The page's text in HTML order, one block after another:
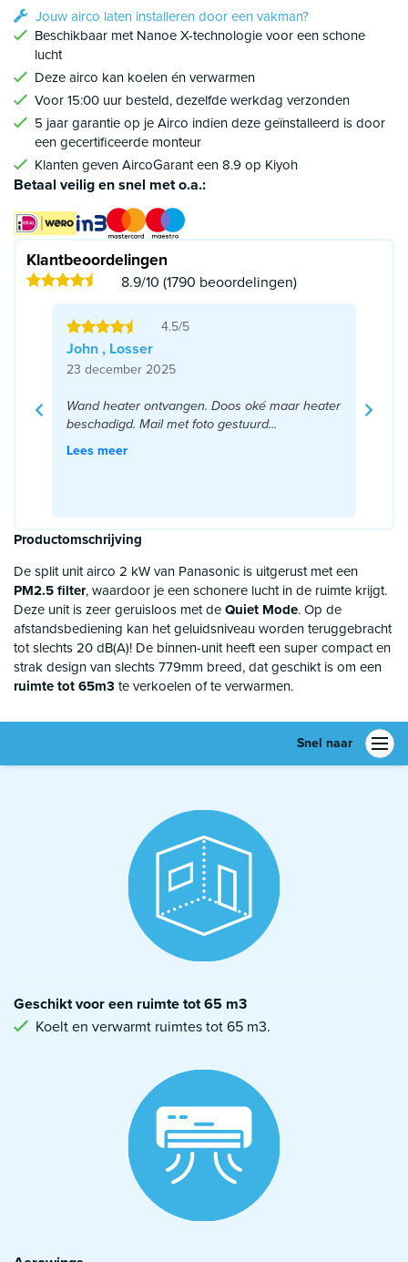
Jouw airco laten installeren door een vakman?
Beschikbaar met Nanoe X-technologie voor een schone
lucht
Deze airco kan koelen én verwarmen
Voor 15:00 uur besteld, dezelfde werkdag verzonden
5 jaar garantie op je Airco indien deze geïnstalleerd is door
een gecertificeerde monteur
Klanten geven AircoGarant een 8.9 op Kiyoh
Betaal veilig en snel met o.a.:
Klantbeoordelingen
8.9/10 (1790 beoordelingen)
4.5/5
John , Losser
23 december 2025
Wand heater ontvangen. Doos oké maar heater
beschadigd. Mail met foto gestuurd...
Lees meer
Productomschrijving
De split unit airco 2 kW van Panasonic is uitgerust met een
PM2.5 filter, waardoor je een schonere lucht in de ruimte krijgt.
Deze unit is zeer geruisloos met deQuiet Mode. Op de
afstandsbediening kan het geluidsniveau worden teruggebracht
tot slechts 20 dB(A)! De binnen-unit heeft een super compact en
strak design van slechts 779mm breed, dat geschikt is om een
ruimte tot 65m3te verkoelen of te verwarmen.
Snel naar
Geschikt voor een ruimte tot 65 m3
Koelt en verwarmt ruimtes tot 65 m3.